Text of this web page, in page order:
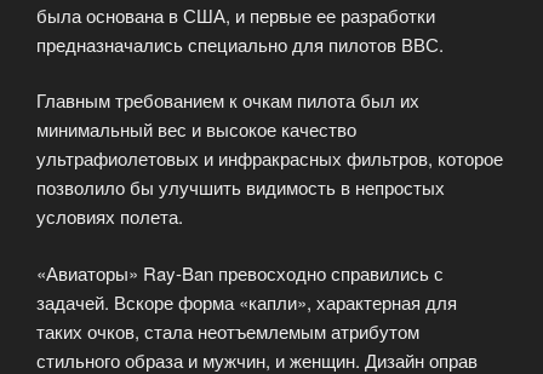
была основана в США, и первые ее разработки
предназначались специально для пилотов ВВС.
Главным требованием к очкам пилота был их
минимальный вес и высокое качество
ультрафиолетовых и инфракрасных фильтров, которое
позволило бы улучшить видимость в непростых
условиях полета.
«Авиаторы» Ray-Ban превосходно справились с
задачей. Вскоре форма «капли», характерная для
таких очков, стала неотъемлемым атрибутом
стильного образа и мужчин, и женщин. Дизайн оправ